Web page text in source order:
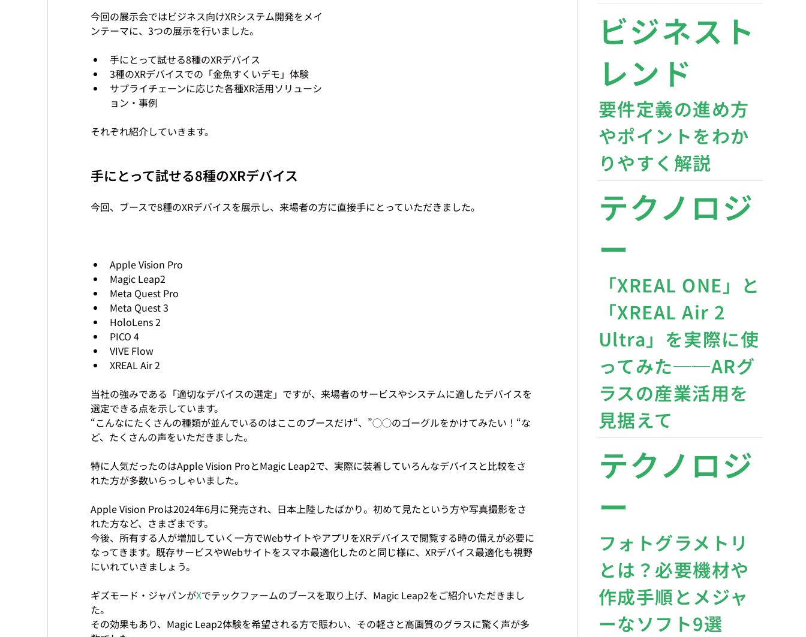
今回の展示会ではビジネス向けXRシステム開発をメイ
手にとって試せる8種のXRデバイス
3種のXRデバイスでの「金魚すくいデモ」体験
サプライチェーンに応じた各種XR活用ソリューシ
ョン・事例
手にとって試せる8種のXRデバイス
今回、ブースで8種のXRデバイスを展示し、来場者の方に直接手にとっていただきました。
Apple Vision Pro
Magic Leap2
Meta Quest Pro
Meta Quest 3
HoloLens 2
PICO 4
VIVE Flow
XREAL Air 2
当社の強みである「適切なデバイスの選定」ですが、来場者のサービスやシステムに適したデバイスを
選定できる点を示しています。
“こんなにたくさんの種類が並んでいるのはここのブースだけ“、”◯◯のゴーグルをかけてみたい！“な
ど、たくさんの声をいただきました。
特に人気だったのはApple Vision ProとMagic Leap2で、実際に装着していろんなデバイスと比較をさ
れた方が多数いらっしゃいました。
Apple Vision Proは2024年6月に発売され、日本上陸したばかり。初めて見たという方や写真撮影をさ
れた方など、さまざまです。
今後、所有する人が増加していく一方でWebサイトやアプリをXRデバイスで閲覧する時の備えが必要に
なってきます。既存サービスやWebサイトをスマホ最適化したのと同じ様に、XRデバイス最適化も視野
にいれていきましょう。
ギズモード・ジャパンがXでテックファームのブースを取り上げ、Magic Leap2をご紹介いただきまし
た。
その効果もあり、Magic Leap2体験を希望される方で賑わい、その軽さと高画質のグラスに驚く声が多
ビジネスト
レンド
要件定義の進め方
やポイントをわか
りやすく解説
テクノロジ
ー
「XREAL ONE」と
「XREAL Air 2
Ultra」を実際に使
ってみた──ARグ
ラスの産業活用を
見据えて
テクノロジ
ー
フォトグラメトリ
とは？必要機材や
作成手順とメジャ
ーなソフト9選